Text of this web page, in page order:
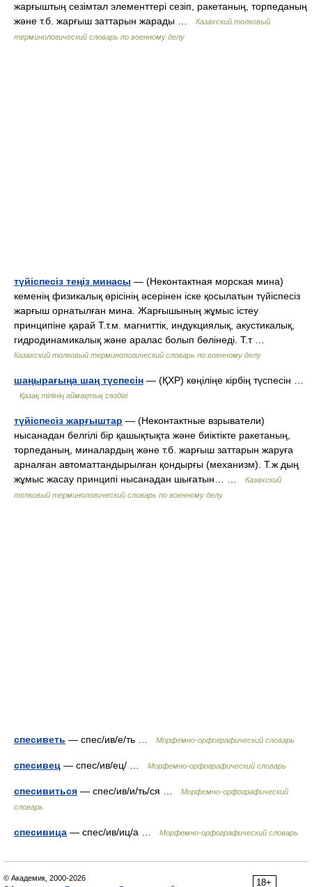
жарғыштың сезімтал элементтері сезіп, ракетаның, торпеданың
және т.б. жарғыш заттарын жарады …
Казахский толковый
терминологический словарь по военному делу
түйіспесіз теңіз минасы — (Неконтактная морская мина)
кеменің физикалық өрісінің әсерінен іске қосылатын түйіспесіз
жарғыш орнатылған мина. Жарғышының жұмыс істеу
принципіне қарай Т.т.м. магниттік, индукциялық, акустикалық,
гидродинамикалық және аралас болып бөлінеді. Т.т …
Казахский толковый терминологический словарь по военному делу
шаңырағыңа шаң түспесін — (ҚХР) көңіліңе кірбің түспесін …
Қазақ тілінің аймақтық сөздігі
түйіспесіз жарғыштар — (Неконтактные взрыватели)
нысанадан белгілі бір қашықтықта және биіктікте ракетаның,
торпеданың, миналардың және т.б. жарғыш заттарын жаруға
арналған автоматтандырылған қондырғы (механизм). Т.ж дың
жұмыс жасау принципі нысанадан шығатын… …
Казахский
толковый терминологический словарь по военному делу
спесиветь — спес/ив/е/ть … Морфемно-орфографический словарь
спесивец — спес/ив/ец/ … Морфемно-орфографический словарь
спесивиться — спес/ив/и/ть/ся …
Морфемно-орфографический
словарь
спесивица — спес/ив/иц/а … Морфемно-орфографический словарь
18+
© Академик, 2000-2026